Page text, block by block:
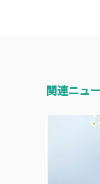
関連ニュ